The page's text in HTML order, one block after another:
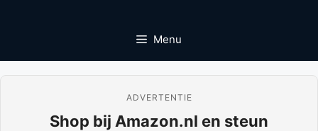
Menu
ADVERTENTIE
Shop bij Amazon.nl en steun